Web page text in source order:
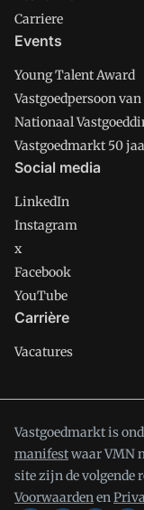
Carriere
Events
Young Talent Award
Vastgoedpersoon
Nationaal
Vastgoedmarkt 50
Social media
LinkedIn
Instagram
x
Facebook
YouTube
Carrière
Vacatures
Vastgoedmarkt is
manifestwaar VMN
site zijn de volgende
Voorwaardenen